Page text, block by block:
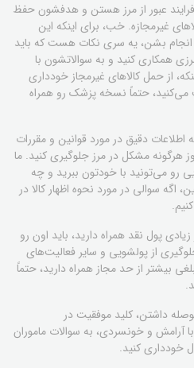
عبور از مرز هستن و هدفشون حفظ
غیرمجازه. خب، برای اینکه این
بشن، یه سری نکات هست که باید
همکاری کنید و به سوالاتشون با
از حمل کالاهای غیرمجاز خودداری
می‌کنید، حتماً نسخه پزشک رو همراه
اطلاعات دقیق در مورد قوانین و مقررات
هرگونه مشکل در مرز جلوگیری کنید. ما
رو می‌تونید با خودتون ببرید و چه
اگه سوالی در مورد نحوه اظهار کالا در
پول نقد همراه دارید، باید اون رو
از پولشویی و سایر فعالیت‌های
بیشتر از حد مجاز همراه دارید، حتماً
داشتن، کلید موفقیت در
آرامش و خونسردی، به سوالات ماموران
خودداری کنید.